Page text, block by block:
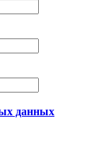
данных